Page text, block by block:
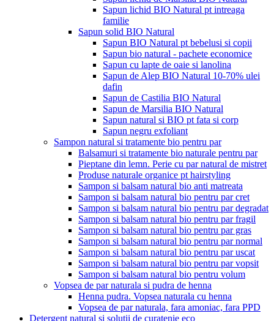
Sapun lichid BIO Natural pt intreaga
familie
Sapun solid BIO Natural
Sapun BIO Natural pt bebelusi si copii
Sapun bio natural - pachete economice
Sapun cu lapte de oaie si lanolina
Sapun de Alep BIO Natural 10-70% ulei
dafin
Sapun de Castilia BIO Natural
Sapun de Marsilia BIO Natural
Sapun natural si BIO pt fata si corp
Sapun negru exfoliant
Sampon natural si tratamente bio pentru par
Balsamuri si tratamente bio naturale pentru par
Pieptane din lemn. Perie cu par natural de mistret
Produse naturale organice pt hairstyling
Sampon si balsam natural bio anti matreata
Sampon si balsam natural bio pentru par cret
Sampon si balsam natural bio pentru par degradat
Sampon si balsam natural bio pentru par fragil
Sampon si balsam natural bio pentru par gras
Sampon si balsam natural bio pentru par normal
Sampon si balsam natural bio pentru par uscat
Sampon si balsam natural bio pentru par vopsit
Sampon si balsam natural bio pentru volum
Vopsea de par naturala si pudra de henna
Henna pudra. Vopsea naturala cu henna
Vopsea de par naturala, fara amoniac, fara PPD
Detergent natural si solutii de curatenie eco